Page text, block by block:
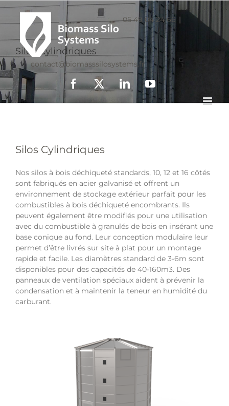
05 49 04 24 66 |
contact@biomasssilosystems.fr
Facebook
X LinkedInYouTube
Silos Cylindriques
Silos Cylindriques
Nos silos à bois déchiqueté standards, 10, 12 et 16 côtés
sont fabriqués en acier galvanisé et offrent un
environnement de stockage extérieur parfait pour les
combustibles à bois déchiqueté encombrants. Ils
peuvent également être modifiés pour une utilisation
avec du combustible à granulés de bois en insérant une
base conique au fond. Leur conception modulaire leur
permet d’être livrés sur site à plat pour un montage
rapide et facile. Les diamètres standard de 3-6m sont
disponibles pour des capacités de 40-160m3. Des
panneaux de ventilation spéciaux aident à prévenir la
condensation et à maintenir la teneur en humidité du
carburant.